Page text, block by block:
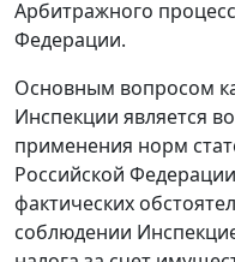
Арбитражного
Федерации.
Основным вопросом
Инспекции является
применения норм
Российской
фактических
соблюдении